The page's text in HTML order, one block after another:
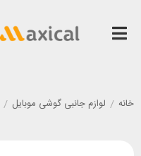
خانه / لوازم جانبی گوشی موبایل /